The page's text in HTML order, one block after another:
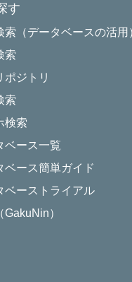
す
索（データベースの活用
索
ポジトリ
索
検索
ベース一覧
ベース簡単ガイド
ベーストライアル
GakuNin）